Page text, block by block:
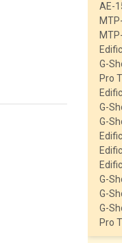
AE-
G-
Pro
G-
G-
G-
G-
G-
Pro